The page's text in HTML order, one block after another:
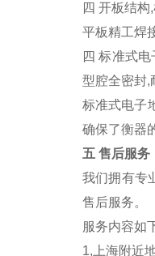
四 开板结构,
平板精工焊
四 标准式电
型腔全密封,
标准式电子
确保了衡器
五 售后
我们拥有专
售后服务。
服务内容如
1, 上海附近